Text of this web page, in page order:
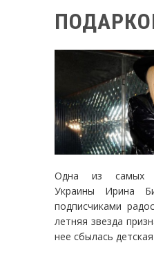
Одна из самых
Украины Ирина
подписчиками
летняя звезда
нее сбылась